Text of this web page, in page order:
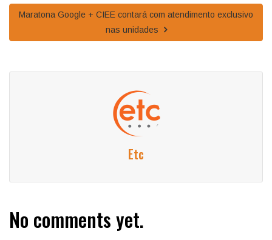
Maratona Google + CIEE contará com atendimento exclusivo
nas unidades
Etc
No comments yet.